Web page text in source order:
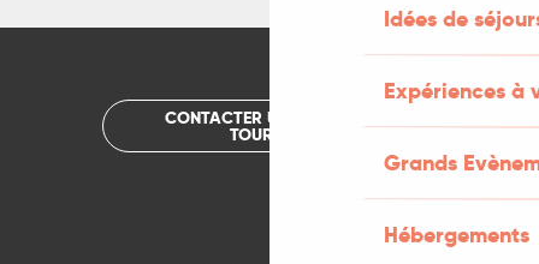
Idées de
Expériences à
Grands
Hébergements
CONTACTER UN OFFICE DE
TOURISME